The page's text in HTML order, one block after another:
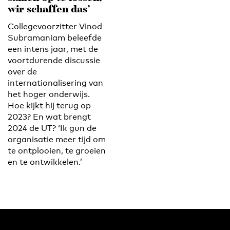
wir schaffen das’
Collegevoorzitter Vinod
Subramaniam beleefde
een intens jaar, met de
voortdurende discussie
over de
internationalisering van
het hoger onderwijs.
Hoe kijkt hij terug op
2023? En wat brengt
2024 de UT? ‘Ik gun de
organisatie meer tijd om
te ontplooien, te groeien
en te ontwikkelen.’